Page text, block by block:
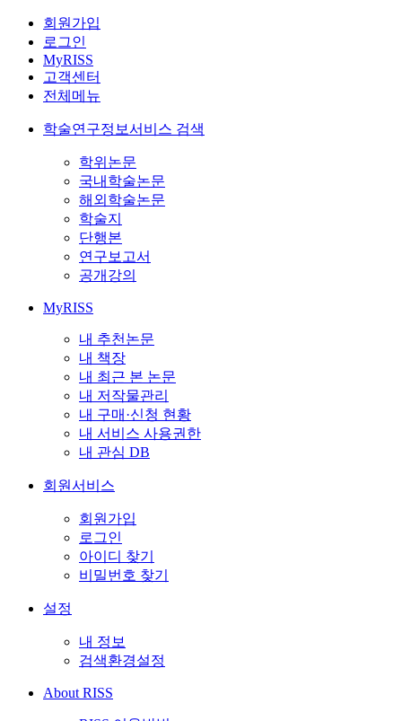
회원가입
로그인
MyRISS
고객센터
전체메뉴
학술연구정보서비스 검색
학위논문
국내학술논문
해외학술논문
학술지
단행본
연구보고서
공개강의
MyRISS
내 추천논문
내 책장
내 최근 본 논문
내 저작물관리
내 구매·신청 현황
내 서비스 사용권한
내 관심 DB
회원서비스
회원가입
로그인
아이디 찾기
비밀번호 찾기
설정
내 정보
검색환경설정
About RISS